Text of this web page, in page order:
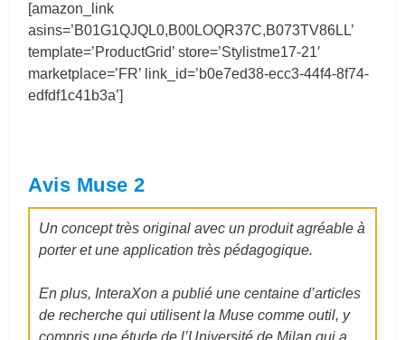
[amazon_link
asins=’B01G1QJQL0,B00LOQR37C,B073TV86LL’
template=’ProductGrid’ store=’Stylistme17-21′
marketplace=’FR’ link_id=’b0e7ed38-ecc3-44f4-8f74-
edfdf1c41b3a’]
Avis Muse 2
Un concept très original avec un produit agréable à
porter et une application très pédagogique.
En plus, InteraXon a publié une centaine d’articles
de recherche qui utilisent la Muse comme outil, y